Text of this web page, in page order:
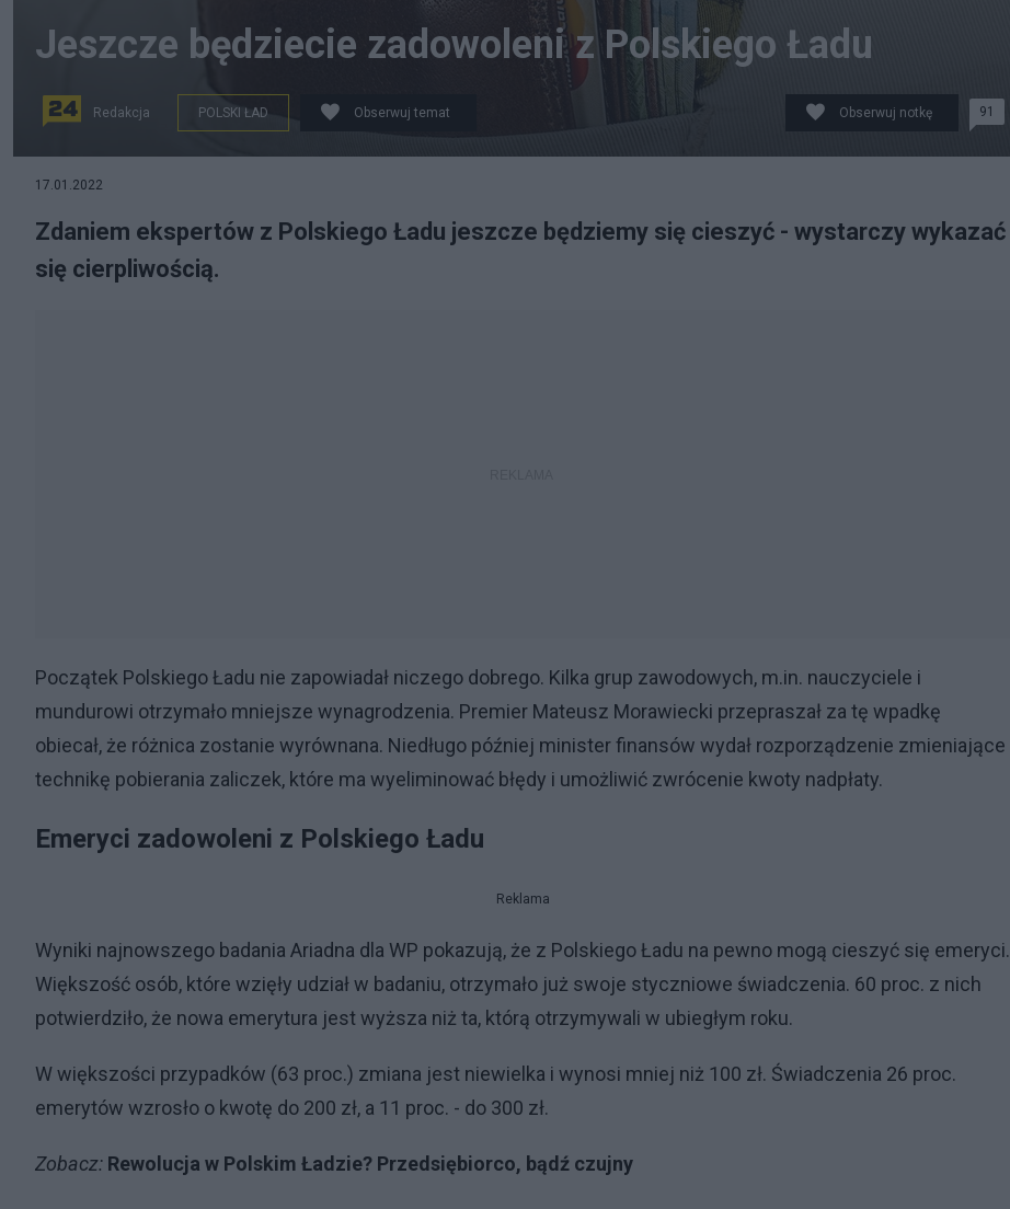
Jeszcze będziecie zadowoleni z Polskiego Ładu
Redakcja POLSKI ŁAD Obserwuj temat Obserwuj notkę 91
17.01.2022
Zdaniem ekspertów z Polskiego Ładu jeszcze będziemy się cieszyć - wystarczy wykazać
się cierpliwością.
Początek Polskiego Ładu nie zapowiadał niczego dobrego. Kilka grup zawodowych, m.in. nauczyciele i
mundurowi otrzymało mniejsze wynagrodzenia. Premier Mateusz Morawiecki przepraszał za tę wpadkę
obiecał, że różnica zostanie wyrównana. Niedługo później minister finansów wydał rozporządzenie zmieniające
technikę pobierania zaliczek, które ma wyeliminować błędy i umożliwić zwrócenie kwoty nadpłaty.
Emeryci zadowoleni z Polskiego Ładu
Reklama
Wyniki najnowszego badania Ariadna dla WP pokazują, że z Polskiego Ładu na pewno mogą cieszyć się emeryci.
Większość osób, które wzięły udział w badaniu, otrzymało już swoje styczniowe świadczenia. 60 proc. z nich
potwierdziło, że nowa emerytura jest wyższa niż ta, którą otrzymywali w ubiegłym roku.
W większości przypadków (63 proc.) zmiana jest niewielka i wynosi mniej niż 100 zł. Świadczenia 26 proc.
emerytów wzrosło o kwotę do 200 zł, a 11 proc. - do 300 zł.
Zobacz: Rewolucja w Polskim Ładzie? Przedsiębiorco, bądź czujny